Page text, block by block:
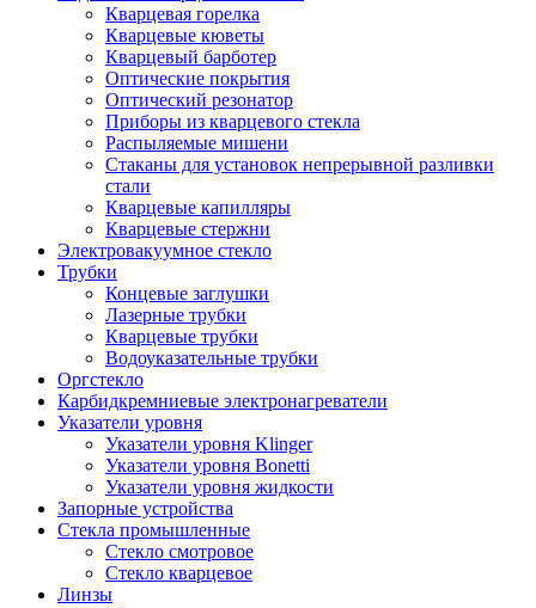
Кварцевая горелка
Кварцевые кюветы
Кварцевый барботер
Оптические покрытия
Оптический резонатор
Приборы из кварцевого стекла
Распыляемые мишени
Стаканы для установок непрерывной разливки
стали
Кварцевые капилляры
Кварцевые стержни
Электровакуумное стекло
Трубки
Концевые заглушки
Лазерные трубки
Кварцевые трубки
Водоуказательные трубки
Оргстекло
Карбидкремниевые электронагреватели
Указатели уровня
Указатели уровня Klinger
Указатели уровня Bonetti
Указатели уровня жидкости
Запорные устройства
Стекла промышленные
Стекло смотровое
Стекло кварцевое
Линзы